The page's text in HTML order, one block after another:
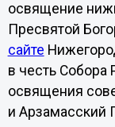
освящение
Пресвятой
сайте
в честь Собора
освящения
и Арзамасский